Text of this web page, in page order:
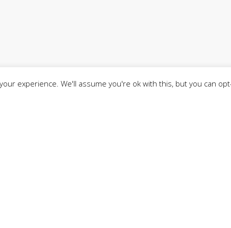
experience. We'll assume you're ok with this, but you can